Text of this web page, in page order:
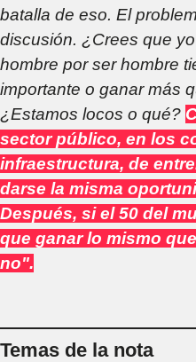
batalla de eso. El
discusión. ¿Crees que
hombre por ser hombre
importante o ganar más
¿Estamos locos o qué?
sector público, en los
infraestructura, de
darse la misma
Después, si el 50 del
que ganar lo mismo
no".
Temas de la nota